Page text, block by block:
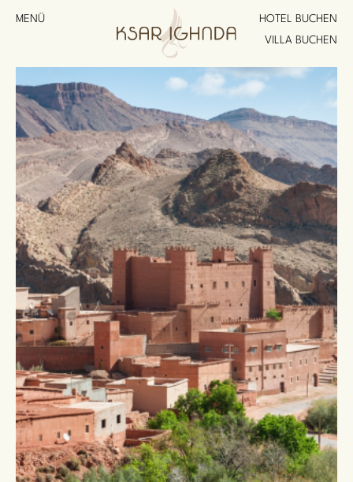
MENÜ
HOTEL BUCHEN
VILLA BUCHEN